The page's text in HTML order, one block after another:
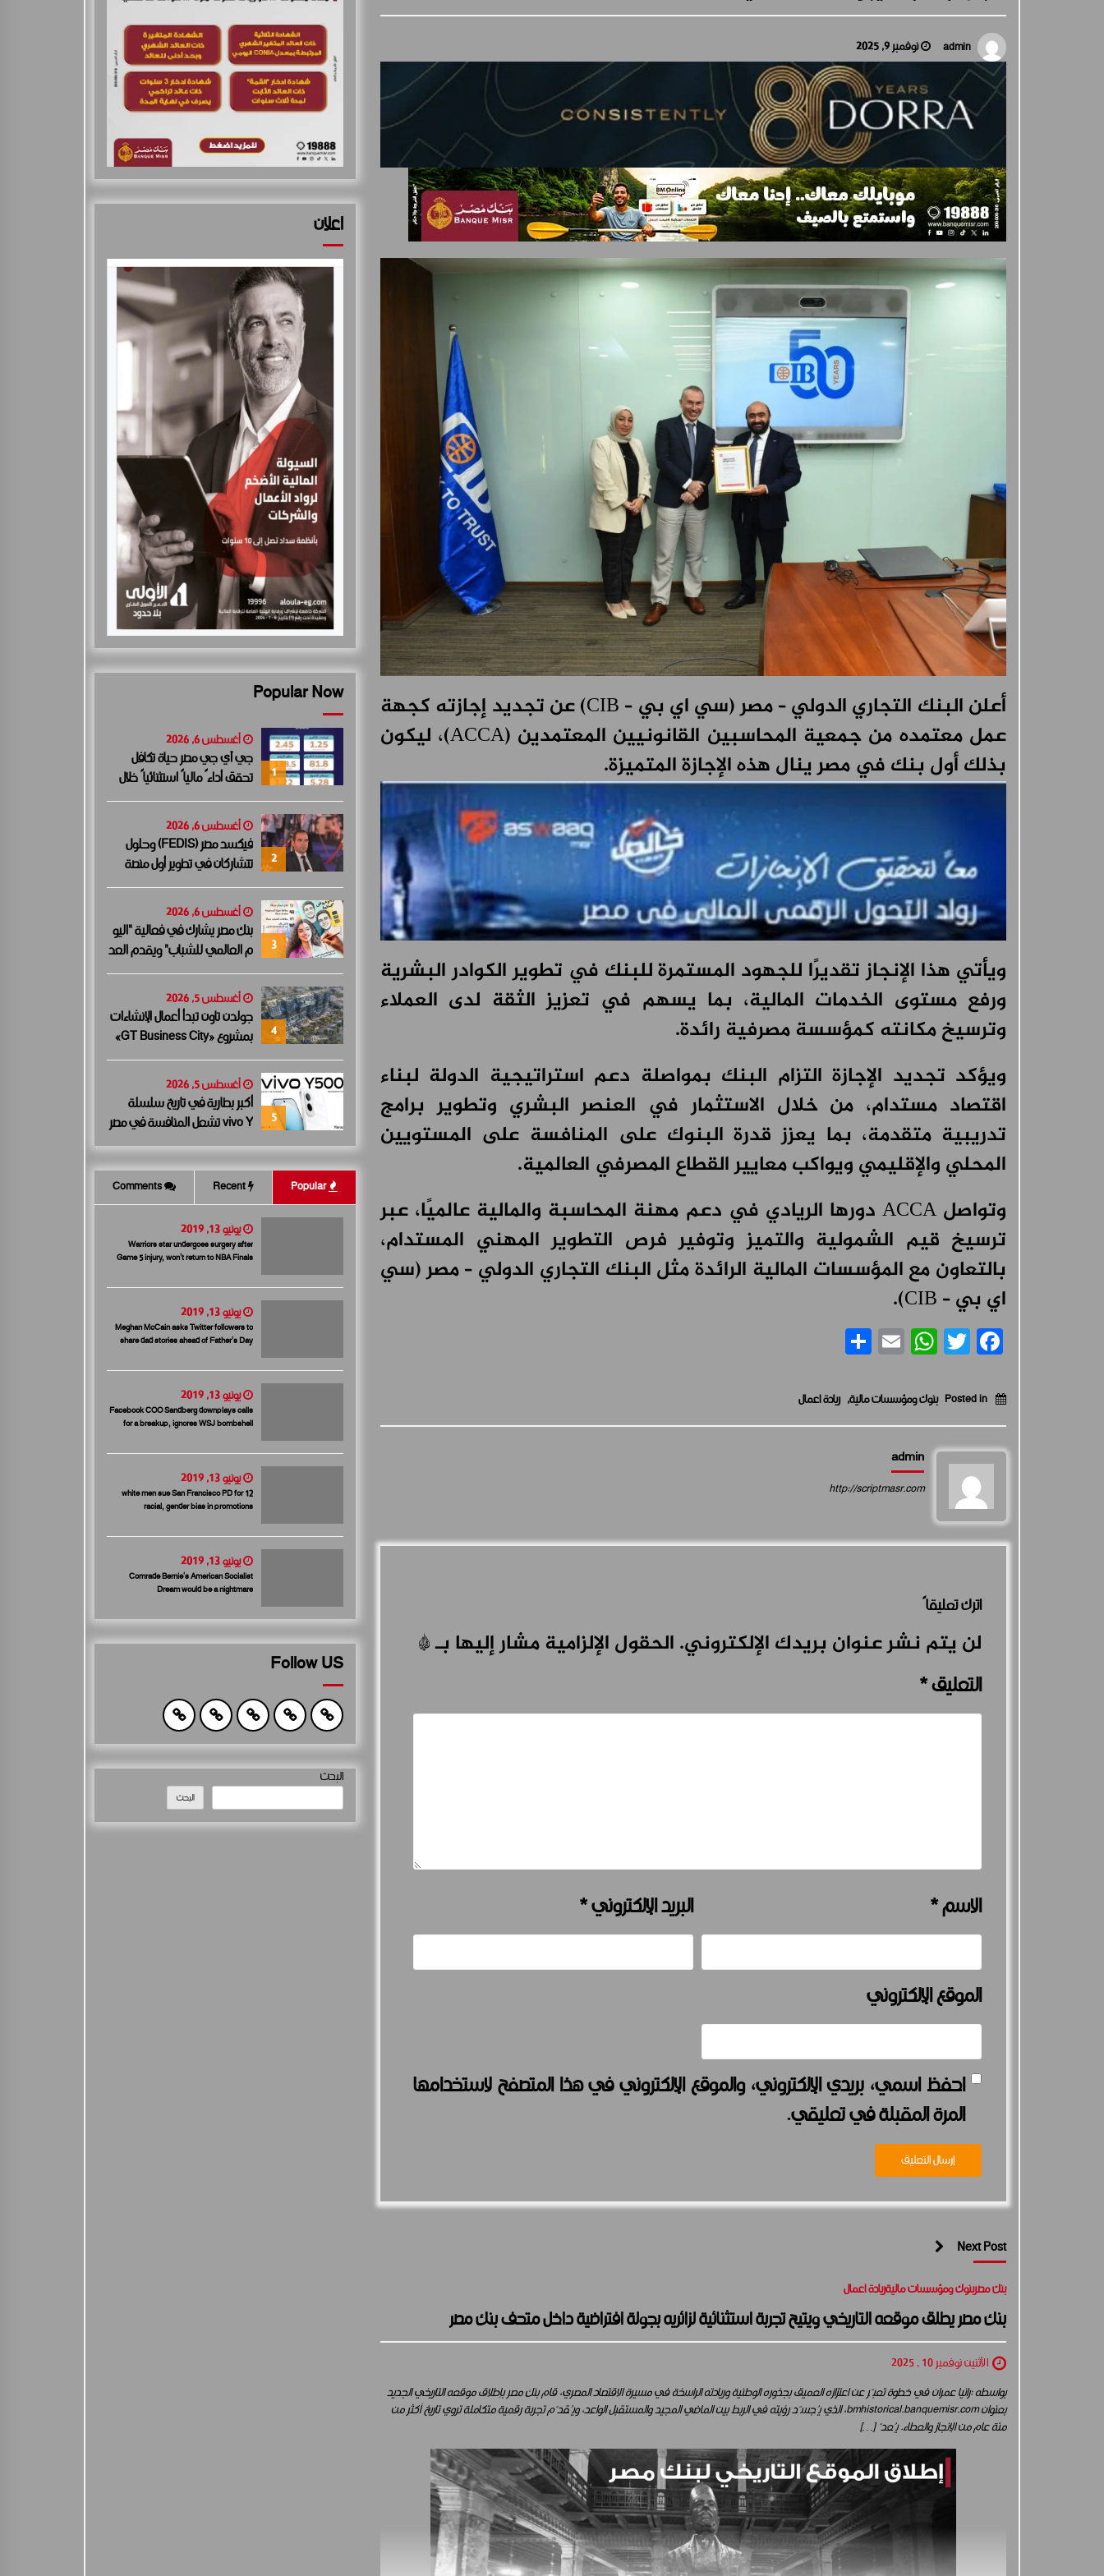
أغسطس 5, 2026
السيارات المعتمدين في مصر
أغسطس 5, 2026
جيب Jeep®️ تحتفل بمرور 85 عامًا على انطلاق أيقونة
عالمية صنعت مفهوم المغامرة وأعادت تعريف سيارات الـ
SUV
أغسطس 4, 2026
شركة RAKICT تعلن عن شراكة استراتيجية مع MCS
لإطلاق محفظة التدريب الرسمية لكاسبرسكي
أغسطس 4, 2026
“رئيس مجلس القضاء الأعلى” يوقّع بروتوكول تعاون مع
“الهيئة القومية للبريد” لتقديم خدمة الإعلان الإلكتروني
المسجل
أغسطس 4, 2026
هيونداي تطلق حملة “راحة بالك” لتمكين العملاء من اتخاذ
قرارات أكثر ذكاءً عند امتلاك السيارات
أغسطس 4, 2026
بعد إعادة هيكلة شاملة.. ERG Developments تدشن
مرحلة جديدة من النمو بدعم مالي بقيمة 700 مليون جنيه
أغسطس 3, 2026
علامة CHERY تقدم دليلاً للقيادة خلال فصل الصيف،
أغسطس 3, 2026
admin نوفمبر 9, 2025
أعلن البنك التجاري الدولي – مصر (سي اي بي – CIB) عن تجديد إجازته كجهة
عمل معتمده من جمعية المحاسبين القانونيين المعتمدين (ACCA)، ليكون
بذلك أول بنك في مصر ينال هذه الإجازة المتميزة.
ويأتي هذا الإنجاز تقديرًا للجهود المستمرة للبنك في تطوير الكوادر البشرية
ورفع مستوى الخدمات المالية، بما يسهم في تعزيز الثقة لدى العملاء
وترسيخ مكانته كمؤسسة مصرفية رائدة.
ويؤكد تجديد الإجازة التزام البنك بمواصلة دعم استراتيجية الدولة لبناء
اقتصاد مستدام، من خلال الاستثمار في العنصر البشري وتطوير برامج
تدريبية متقدمة، بما يعزز قدرة البنوك على المنافسة على المستويين
المحلي والإقليمي ويواكب معايير القطاع المصرفي العالمية.
وتواصل ACCA دورها الريادي في دعم مهنة المحاسبة والمالية عالميًا، عبر
ترسيخ قيم الشمولية والتميز وتوفير فرص التطوير المهني المستدام،
بالتعاون مع المؤسسات المالية الرائدة مثل البنك التجاري الدولي – مصر (سي
اي بي – CIB).
Facebook
Twitter
WhatsApp
Email
Posted in بنوك ومؤسسات مالية, ريادة اعمال
admin
http://scriptmasr.com
اترك تعليقاً
لن يتم نشر عنوان بريدك الإلكتروني. الحقول الإلزامية مشار إليها بـ*
التعليق*
الاسم* البريد الإلكتروني*
الموقع الإلكتروني
احفظ اسمي، بريدي الإلكتروني، والموقع الإلكتروني في هذا المتصفح لاستخدامها
المرة المقبلة في تعليقي.
Next Post
بنك مصربنوك ومؤسسات ماليةريادة اعمال
بنك مصر يطلق موقعه التاريخي ويتيح تجربة استثنائية لزائريه بجولة افتراضية داخل متحف بنك مصر
الأثنين نوفمبر 10 , 2025
بواسطه :رانيا عمران في خطوة تعبّر عن اعتزازه العميق بجذوره الوطنية وريادته الراسخة في مسيرة الاقتصاد المصري، قام بنك مصر بإطلاق موقعه التاريخي الجديد
بعنوان bmhistorical.banquemisr.com، الذي يُجسّد رؤيته في الربط بين الماضي المجيد والمستقبل الواعد، ويُقدّم تجربة رقمية متكاملة تروي تاريخ أكثر من
مئة عام من الإنجاز والعطاء. يُعدّ […]
اعلان
Popular Now
1
أغسطس 6, 2026
جي آي جي مصر حياة تكافل
تحقق أداءً مالياً استثنائياً خلال
عام 2025 مع نمو قوي في
جميع المؤشرات المالية الرئيسية
2
أغسطس 6, 2026
فيكسد مصر (FEDIS) وحلول
تتشاركان في تطوير أول منصة
للسياحة الصحية في مصر
والشرق الأوسط وأفريقيا..
3
أغسطس 6, 2026
بنك مصر يشارك في فعالية “اليو
م العالمي للشباب” ويقدم العد
يد من العروض المجانية دعمًا لل
شمول المالي تحت رعاية البنك ا
لمركزي المصري
4
أغسطس 5, 2026
جولدن تاون تبدأ أعمال الإنشاءات
بمشروع «GT Business City»
بالتزامن مع طرح المرحلة الأولى
للبيع.. وتنفيذ مبكر يعزز ثقة
المستثمرين
5
أغسطس 5, 2026
أكبر بطارية في تاريخ سلسلة
vivo Y تشعل المنافسة في مصر
مع إطلاق vivo Y500، المزود
ببطارية BlueVolt رائدة بسعة
8100 مللي أمبير
Popular
Recent
Comments
يونيو 13, 2019
Warriors star undergoes surgery after
Game 5 injury, won’t return to NBA Finals
يونيو 13, 2019
Meghan McCain asks Twitter followers to
share dad stories ahead of Father’s Day
يونيو 13, 2019
Facebook COO Sandberg downplays calls
for a breakup, ignores WSJ bombshell
يونيو 13, 2019
12 white men sue San Francisco PD for
racial, gender bias in promotions
يونيو 13, 2019
Comrade Bernie’s American Socialist
Dream would be a nightmare
Follow US
البحث
البحث